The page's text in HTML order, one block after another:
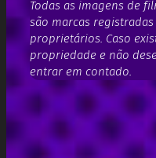
Todas as imagens de
são marcas
proprietários. Caso
propriedade e não
entrar em contado.